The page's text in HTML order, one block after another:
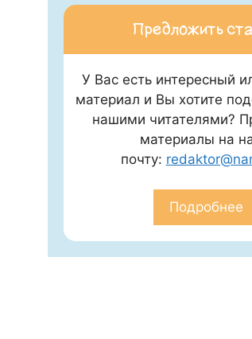
Предложить
У Вас есть интересный
материал и Вы хотите
нашими читателями?
материалы на
почту:
Подробнее